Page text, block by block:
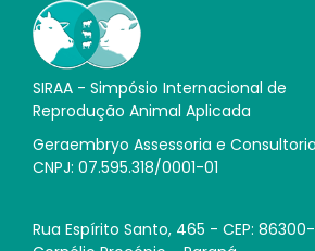
SIRAA - Simpósio Internacional de
Reprodução Animal Aplicada
Geraembryo Assessoria e
CNPJ: 07.595.318/0001-01
Rua Espírito Santo, 465 - CEP: